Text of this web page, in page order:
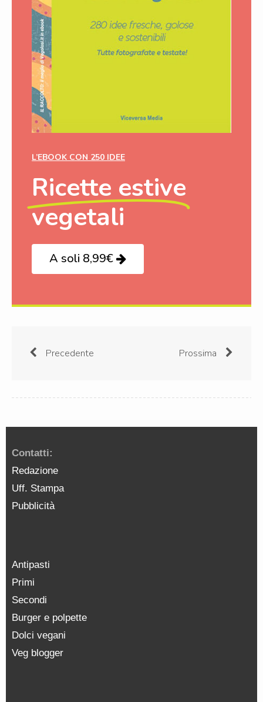
L’EBOOK CON 250 IDEE
Ricette estive
vegetali
A soli 8,99€
Precedente Prossima
Contatti:
Redazione
Uff. Stampa
Pubblicità
Antipasti
Primi
Secondi
Burger e polpette
Dolci vegani
Veg blogger